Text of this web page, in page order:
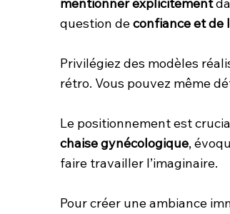
mentionner explicitement
question deconfiance et de
Privilégiez des modèles
rétro. Vous pouvez même
Le positionnement est
chaise gynécologique,
faire travailler l’imaginaire.
Pour créer une ambiance